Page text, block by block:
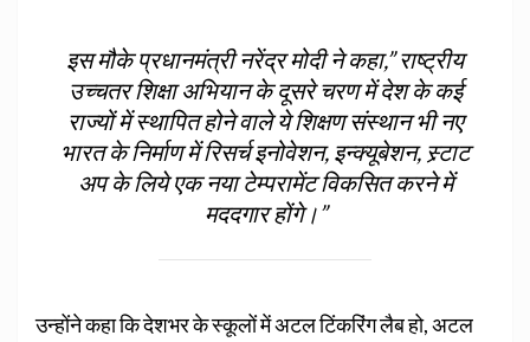
इस मौके प्रधानमंत्री नरेंद्र मोदी ने कहा,” राष्ट्रीय
उच्चतर शिक्षा अभियान के दूसरे चरण में देश के कई
राज्यों में स्थापित होने वाले ये शिक्षण संस्थान भी नए
भारत के निर्माण में रिसर्च इनोवेशन, इन्क्यूबेशन, स्र्टाट
अप के लिये एक नया टेम्परामेंट विकसित करने में
मददगार होंगे।”
उन्होंने कहा कि देशभर के स्कूलों में अटल टिंकरिंग लैब हो, अटल